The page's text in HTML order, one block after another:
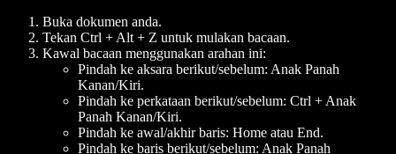
Buka dokumen anda.
Tekan Ctrl + Alt + Z untuk mulakan bacaan.
Kawal bacaan menggunakan arahan ini:
Pindah ke aksara berikut/sebelum: Anak Panah
Kanan/Kiri.
Pindah ke perkataan berikut/sebelum: Ctrl + Anak
Panah Kanan/Kiri.
Pindah ke awal/akhir baris: Home atau End.
Pindah ke baris berikut/sebelum: Anak Panah